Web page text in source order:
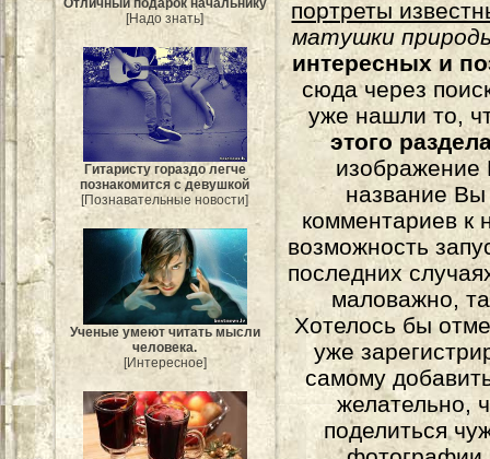
[Надо знать]
Гитаристу гораздо легче
познакомится с девушкой
[Познавательные новости]
Ученые умеют читать мысли
человека.
[Интересное]
портреты
матушки
интересных и
сюда через
уже нашли то,
этого
изображение
название
комментариев к
возможность
последних
маловажно,
Хотелось бы
уже
самому
желательно,
поделиться